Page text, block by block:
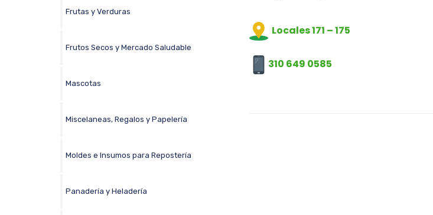
Frutas y Verduras
Frutos Secos y Mercado Saludable
Mascotas
Miscelaneas, Regalos y Papelería
Moldes e Insumos para Repostería
Panadería y Heladería
Locales 171 – 175
310 649 0585